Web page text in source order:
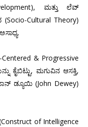
ಮತ್ತು ಲೆವ್
(Socio-Cultural Theory)
& Progressive
ಕೈಬಿಟ್ಟು, ಮಗುವಿನ ಆಸಕ್ತಿ,
ಡ್ಯೂಯಿ (John Dewey)
of Intelligence